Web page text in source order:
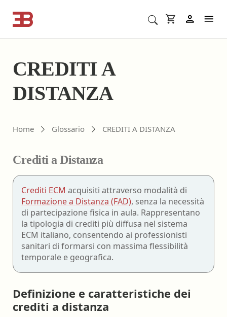
Cerca corsi ECM o altro
CREDITI A
DISTANZA
Home Glossario CREDITI A DISTANZA
Crediti a Distanza
Crediti ECM acquisiti attraverso modalità di
Formazione a Distanza (FAD), senza la necessità
di partecipazione fisica in aula. Rappresentano
la tipologia di crediti più diffusa nel sistema
ECM italiano, consentendo ai professionisti
sanitari di formarsi con massima flessibilità
temporale e geografica.
Definizione e caratteristiche dei
crediti a distanza